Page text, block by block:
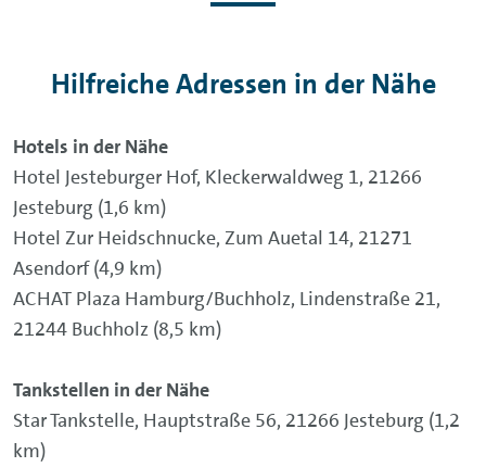
Hilfreiche Adressen in der Nähe
Hotels in der Nähe
Hotel Jesteburger Hof, Kleckerwaldweg 1, 21266
Jesteburg (1,6 km)
Hotel Zur Heidschnucke, Zum Auetal 14, 21271
Asendorf (4,9 km)
ACHAT Plaza Hamburg/Buchholz, Lindenstraße 21,
21244 Buchholz (8,5 km)
Tankstellen in der Nähe
Star Tankstelle, Hauptstraße 56, 21266 Jesteburg (1,2
km)